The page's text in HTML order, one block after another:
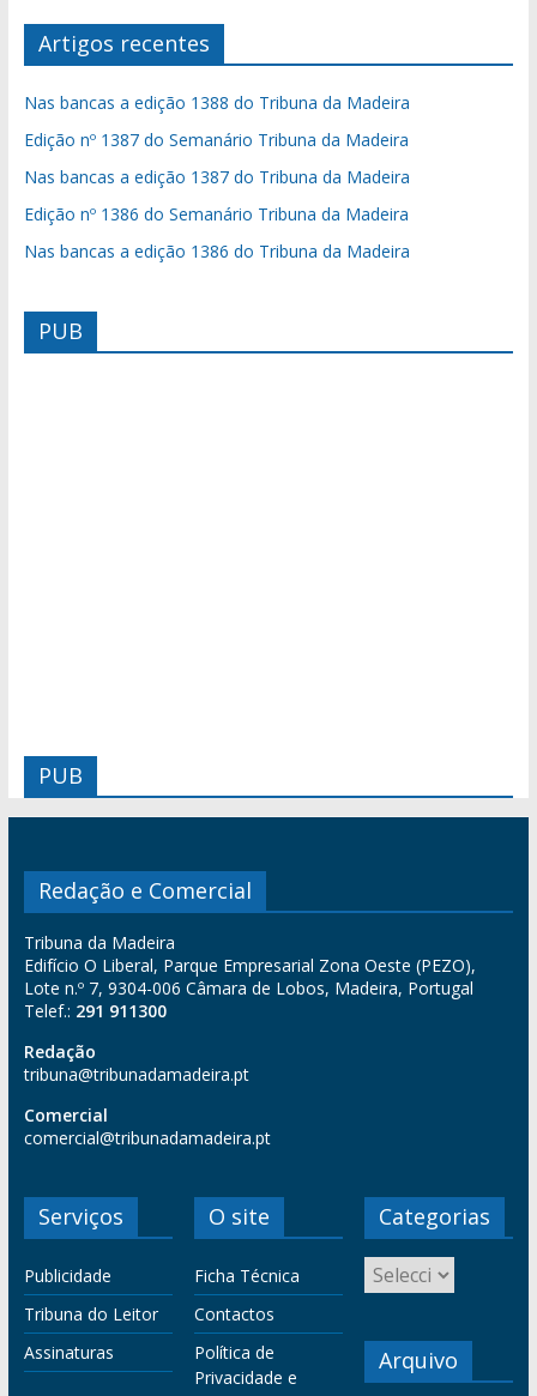
Artigos recentes
Nas bancas a edição 1388 do Tribuna da Madeira
Edição nº 1387 do Semanário Tribuna da Madeira
Nas bancas a edição 1387 do Tribuna da Madeira
Edição nº 1386 do Semanário Tribuna da Madeira
Nas bancas a edição 1386 do Tribuna da Madeira
PUB
PUB
Redação e Comercial
Tribuna da Madeira
Edifício O Liberal, Parque Empresarial Zona Oeste (PEZO),
Lote n.º 7, 9304-006 Câmara de Lobos, Madeira, Portugal
Telef.: 291 911300
Redação
tribuna@tribunadamadeira.pt
Comercial
comercial@tribunadamadeira.pt
Serviços
Publicidade
Tribuna do Leitor
Assinaturas
O site
Ficha Técnica
Contactos
Política de
Privacidade e
Categorias
Arquivo